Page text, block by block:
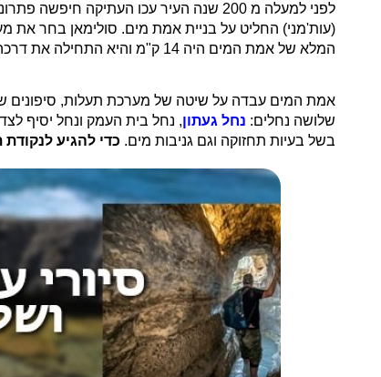
לפני למעלה מ 200 שנה העיר עכו
(עות'מני) החליט על בניית אמת מים. סולימאן בחר את
המלא של אמת המים היה 14 ק"מ והיא התחילה את דרכה בגובה של כ 70 מטרים מעל פני הים.
אמת המים עבדה על שיטה של מערכת תעלות, סיפונים
שלושה נחלים: נחל געתון, נחל בית העמק ונחל יסיף
בשל בעיות תחזוקה וגם גניבות מים. כדי להגיע